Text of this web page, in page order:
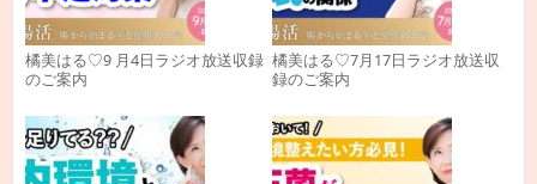
橘美はる♡9 月4日ラジオ放送収録
のご案内
橘美はる♡7月17日ラジオ放送収
録のご案内